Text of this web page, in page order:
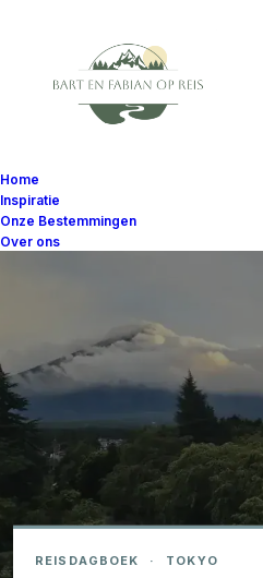
Home
Inspiratie
Onze Bestemmingen
Over ons
REISDAGBOEK · TOKYO